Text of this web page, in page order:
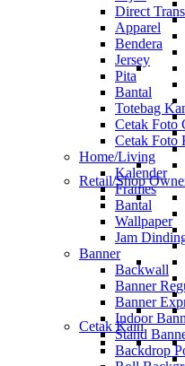
Retail/Shop
Cetak Kain
Direct
Apparel
Bendera
Jersey
Pita
Bantal
Totebag
Cetak Foto
Cetak Foto
Home/Living
Kalender
Frames
Bantal
Wallpaper
Jam
Banner
Backwall
Banner
Banner
Indoor
Stand
Backdrop